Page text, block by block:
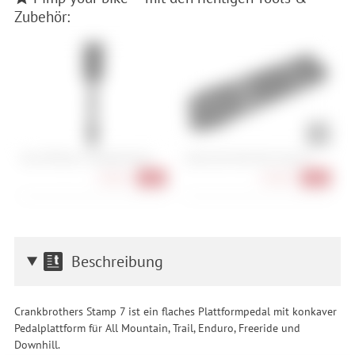
Zubehör:
Beschreibung
Crankbrothers Stamp 7 ist ein flaches Plattformpedal mit konkaver
Pedalplattform für All Mountain, Trail, Enduro, Freeride und
Downhill.